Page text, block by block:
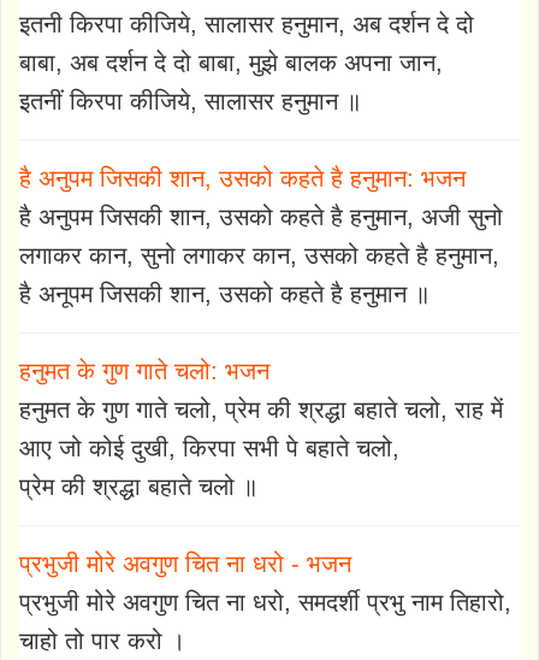
इतनी किरपा कीजिये, सालासर हनुमान, अब दर्शन दे दो
बाबा, अब दर्शन दे दो बाबा, मुझे बालक अपना जान,
इतनीं किरपा कीजिये, सालासर हनुमान ॥
है अनुपम जिसकी शान, उसको कहते है हनुमान: भजन
है अनुपम जिसकी शान, उसको कहते है हनुमान, अजी सुनो
लगाकर कान, सुनो लगाकर कान, उसको कहते है हनुमान,
है अनूपम जिसकी शान, उसको कहते है हनुमान ॥
हनुमत के गुण गाते चलो: भजन
हनुमत के गुण गाते चलो, प्रेम की श्रद्धा बहाते चलो, राह में
आए जो कोई दुखी, किरपा सभी पे बहाते चलो,
प्रेम की श्रद्धा बहाते चलो ॥
प्रभुजी मोरे अवगुण चित ना धरो - भजन
प्रभुजी मोरे अवगुण चित ना धरो, समदर्शी प्रभु नाम तिहारो,
चाहो तो पार करो ।